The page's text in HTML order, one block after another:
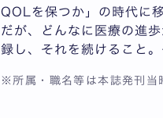
QOLを保つか」の時代に
だが、どんなに医療の進
録し、それを続けること
※所属・職名等は本誌発刊当